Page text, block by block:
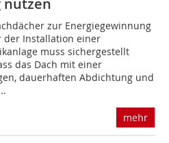
nutzen
zur Energiegewinnung
der Installation einer
muss sichergestellt
das Dach mit einer
dauerhaften Abdichtung und
mehr